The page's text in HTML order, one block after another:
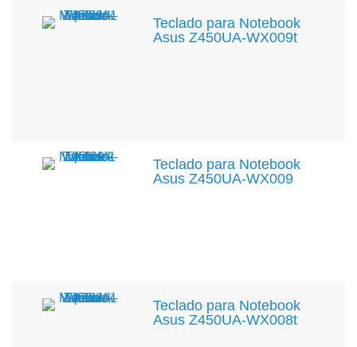
Teclado para Notebook
Asus Z450UA-WX009t
Teclado para Notebook
Asus Z450UA-WX009
Teclado para Notebook
Asus Z450UA-WX008t